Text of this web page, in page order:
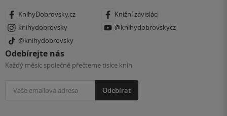
KnihyDobrovsky.cz
Knižní závisláci
knihydobrovsky
@knihydobrovskycz
@knihydobrovsky
Odebírejte nás
Každý měsíc společně přečteme tisíce knih
Odebírat